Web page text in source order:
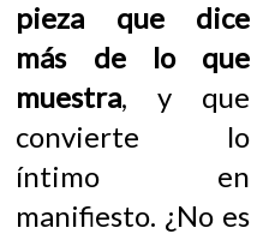
pieza que dice
más de lo que
muestra, y que
convierte lo
íntimo en
manifiesto. ¿No es